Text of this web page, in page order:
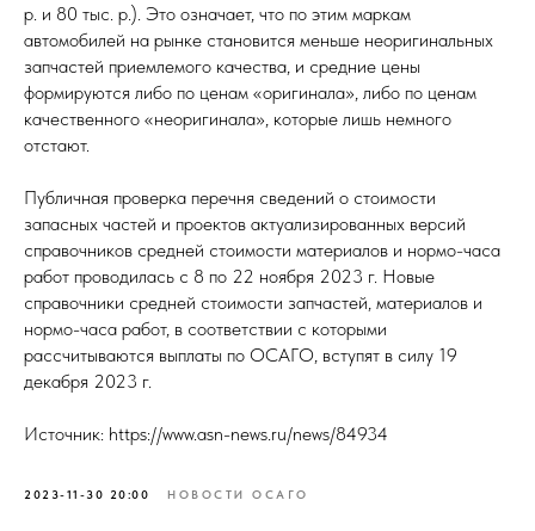
р. и 80 тыс. р.). Это означает, что по этим маркам
автомобилей на рынке становится меньше неоригинальных
запчастей приемлемого качества, и средние цены
формируются либо по ценам «оригинала», либо по ценам
качественного «неоригинала», которые лишь немного
отстают.
Публичная проверка перечня сведений о стоимости
запасных частей и проектов актуализированных версий
справочников средней стоимости материалов и нормо-часа
работ проводилась с 8 по 22 ноября 2023 г. Новые
справочники средней стоимости запчастей, материалов и
нормо-часа работ, в соответствии с которыми
рассчитываются выплаты по ОСАГО, вступят в силу 19
декабря 2023 г.
Источник: https://www.asn-news.ru/news/84934
2023-11-30 20:00 НОВОСТИ ОСАГО